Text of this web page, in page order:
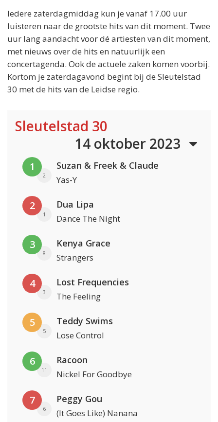
Iedere zaterdagmiddag kun je vanaf 17.00 uur
luisteren naar de grootste hits van dit moment. Twee
uur lang aandacht voor dé artiesten van dit moment,
met nieuws over de hits en natuurlijk een
concertagenda. Ook de actuele zaken komen voorbij.
Kortom je zaterdagavond begint bij de Sleutelstad
30 met de hits van de Leidse regio.
Sleutelstad 30
14 oktober 2023
1
2
Suzan & Freek & Claude
Yas-Y
2
1
Dua Lipa
Dance The Night
3
8
Kenya Grace
Strangers
4
3
Lost Frequencies
The Feeling
5
5
Teddy Swims
Lose Control
6
11
Racoon
Nickel For Goodbye
7
6
Peggy Gou
(It Goes Like) Nanana